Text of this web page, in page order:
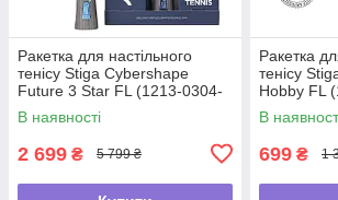
Ракетка для настільного
тенісу Stiga Cybershape
Future 3 Star FL (1213-0304-
35) tdi
В наявності
2 699 ₴ 5 799 ₴
Ракетка
тенісу
Hobby FL
В
699 ₴ 1